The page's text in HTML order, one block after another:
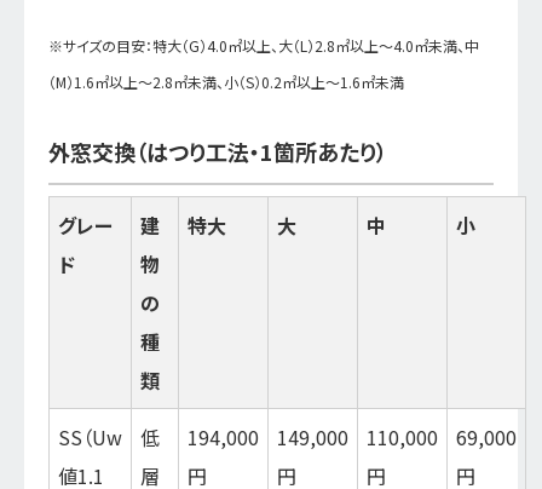
※サイズの目安：特大（G）4.0㎡以上、大（L）2.8㎡以上～4.0㎡未満、中
（M）1.6㎡以上～2.8㎡未満、小（S）0.2㎡以上～1.6㎡未満
外窓交換（はつり工法・1箇所あたり）
グレー
ド
建
物
の
種
類
特大 大 中 小
SS（Uw
値1.1
低
層
194,000
円
149,000
円
110,000
円
69,000
円